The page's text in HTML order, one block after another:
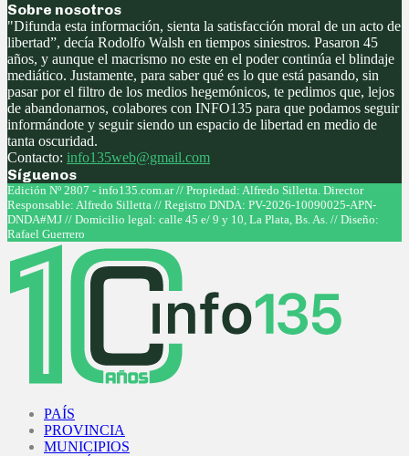
Sobre nosotros
"Difunda esta información, sienta la satisfacción moral de un acto de
libertad”, decía Rodolfo Walsh en tiempos siniestros. Pasaron 45
años, y aunque el macrismo no este en el poder continúa el blindaje
mediático. Justamente, para saber qué es lo que está pasando, sin
pasar por el filtro de los medios hegemónicos, te pedimos que, lejos
de abandonarnos, colabores con INFO135 para que podamos seguir
informándote y seguir siendo un espacio de libertad en medio de
tanta oscuridad.
Contacto: info135web@gmail.com
Síguenos
Facebook
Twitter
Instagram
Youtube
Edición Nº 2807 - info135.com.ar // Propiedad: Alfredo Silletta. Director
Responsable: Alfredo Silletta // Registro DNDA: PV-2026-10090025-APN-
DNDA#MJ // Domicilio legal: calle 45 e/ 9 y 10, La Plata, Bs. As. // Diseño:
Rafael Guerrero
PAÍS
PROVINCIA
MUNICIPIOS